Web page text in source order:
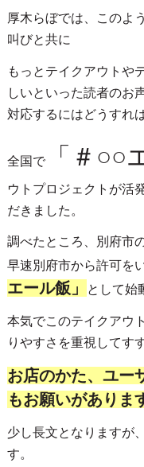
厚木らぼでは、このよ
叫びと共に
もっとテイクアウトや
しいといった読者のお
対応するにはどうすれ
全国で「＃○○
ウトプロジェクトが活
だきました。
調べたところ、別府市
早速別府市から許可を
エール飯」
として始
本気でこのテイクアウ
りやすさを重視してす
お店のかた、ユー
もお願いがありま
少し長文となりますが
す。